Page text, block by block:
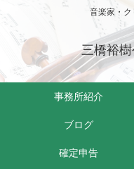
音楽家・
三橋裕
事務所紹介
ブログ
確定申告